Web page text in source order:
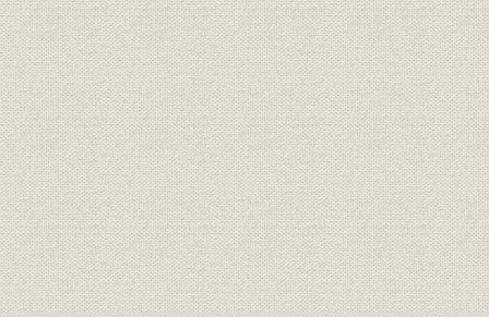
鉄道;電話 国鉄列車公衆開始時利用状況
鉄道;電話 国鉄列車公衆利用状況
昭和36年
年度(1964
船舶;電話 船舶電話利用状況
昭和33年
年度(1962
災害 狩野川台風被害状況 昭和33年